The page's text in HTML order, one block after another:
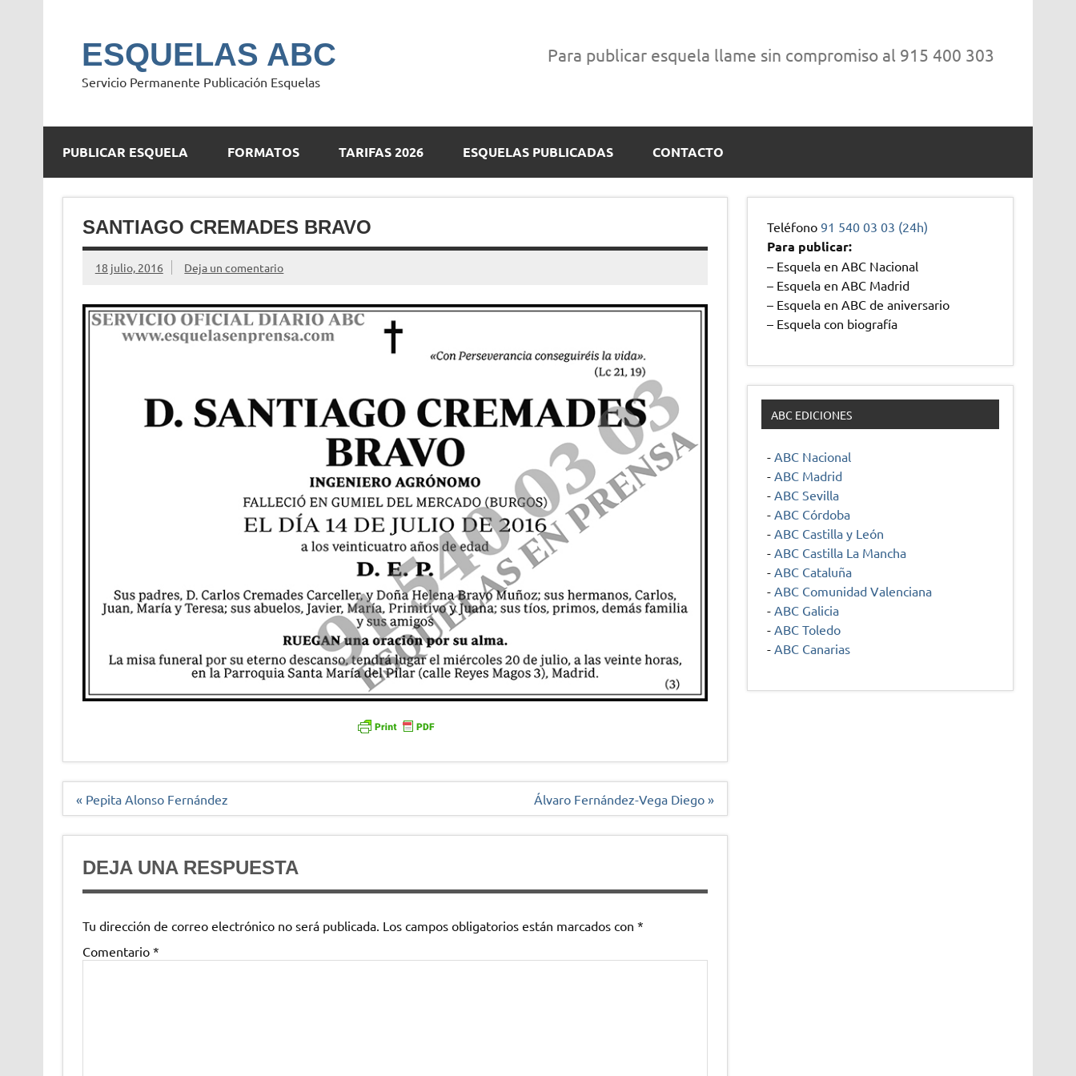
ESQUELAS ABC
Servicio Permanente Publicación Esquelas
Para publicar esquela llame sin compromiso al 915 400 303
PUBLICAR ESQUELA FORMATOS TARIFAS 2026 ESQUELAS PUBLICADAS CONTACTO
SANTIAGO CREMADES BRAVO
18 julio, 2016 Deja un comentario
Navegación
« Pepita Alonso Fernández Álvaro Fernández-Vega Diego »
DEJA UNA RESPUESTA
Tu dirección de correo electrónico no será publicada. Los campos obligatorios están marcados con *
Comentario *
Teléfono91 540 03 03 (24h)
Para publicar:
– Esquela en ABC Nacional
– Esquela en ABC Madrid
– Esquela en ABC de aniversario
– Esquela con biografía
ABC EDICIONES
- ABC Nacional
- ABC Madrid
- ABC Sevilla
- ABC Córdoba
- ABC Castilla y León
- ABC Castilla La Mancha
- ABC Cataluña
- ABC Comunidad Valenciana
- ABC Galicia
- ABC Toledo
- ABC Canarias